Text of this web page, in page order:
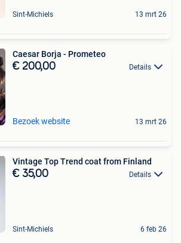
Sint-Michiels 13 mrt 26
Caesar Borja - Prometeo
€ 200,00 Details
Bezoek website 13 mrt 26
Vintage Top Trend coat from Finland
€ 35,00 Details
Sint-Michiels 6 feb 26